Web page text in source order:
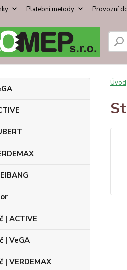
Platební metody Provozní
| ACTIVE
| VeGA
| VERDEMAX
Úvod